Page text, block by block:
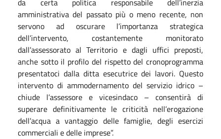
da certa politica responsabile dell’inerzia
amministrativa del passato più o meno recente, non
servono ad oscurare l’importanza strategica
dell’intervento, costantemente monitorato
dall’assessorato al Territorio e dagli uffici preposti,
anche sotto il profilo del rispetto del cronoprogramma
presentatoci dalla ditta esecutrice dei lavori. Questo
intervento di ammodernamento del servizio idrico –
chiude l’assessore e vicesindaco – consentirà di
superare definitivamente le criticità nell’erogazione
dell’acqua a vantaggio delle famiglie, degli esercizi
commerciali e delle imprese”.